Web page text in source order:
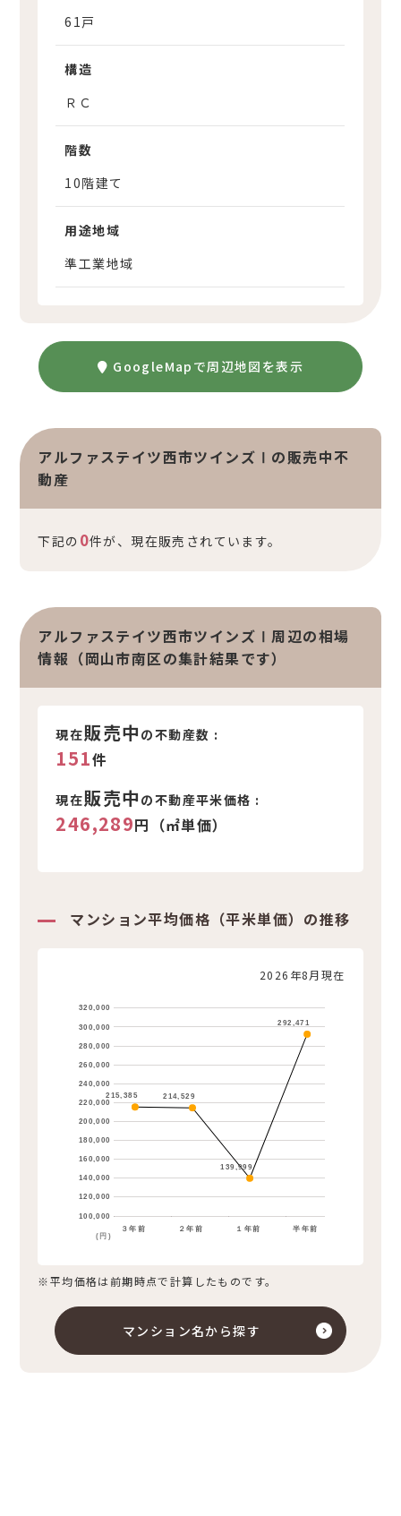
61戸
構造
ＲＣ
階数
10階建て
用途地域
準工業地域
GoogleMapで周辺地図を表示
アルファステイツ西市ツインズⅠの販売中不
動産
下記の 0件が、現在販売されています。
アルファステイツ西市ツインズⅠ周辺の相場
情報（岡山市南区の集計結果です）
現在販売中 の不動産数 :
151件
現在販売中 の不動産平米価格 :
246,289円（㎡単価）
マンション平均価格（平米単価）の推移
2026年8月現在
３年前 ２年前 １年前 半年前
100,000
120,000
140,000
160,000
180,000
200,000
220,000
240,000
260,000
280,000
300,000
320,000
215,385 214,529
139,999
292,471
(円)
※平均価格は前期時点で計算したものです。
マンション名から探す